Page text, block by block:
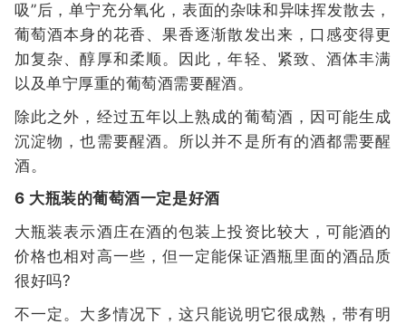
吸”后，单宁充分氧化，表面的杂味和异味挥发散去，
葡萄酒本身的花香、果香逐渐散发出来，口感变得更
加复杂、醇厚和柔顺。因此，年轻、紧致、酒体丰满
以及单宁厚重的葡萄酒需要醒酒。
除此之外，经过五年以上熟成的葡萄酒，因可能生成
沉淀物，也需要醒酒。所以并不是所有的酒都需要醒
酒。
6 大瓶装的葡萄酒一定是好酒
大瓶装表示酒庄在酒的包装上投资比较大，可能酒的
价格也相对高一些，但一定能保证酒瓶里面的酒品质
很好吗?
不一定。大多情况下，这只能说明它很成熟，带有明